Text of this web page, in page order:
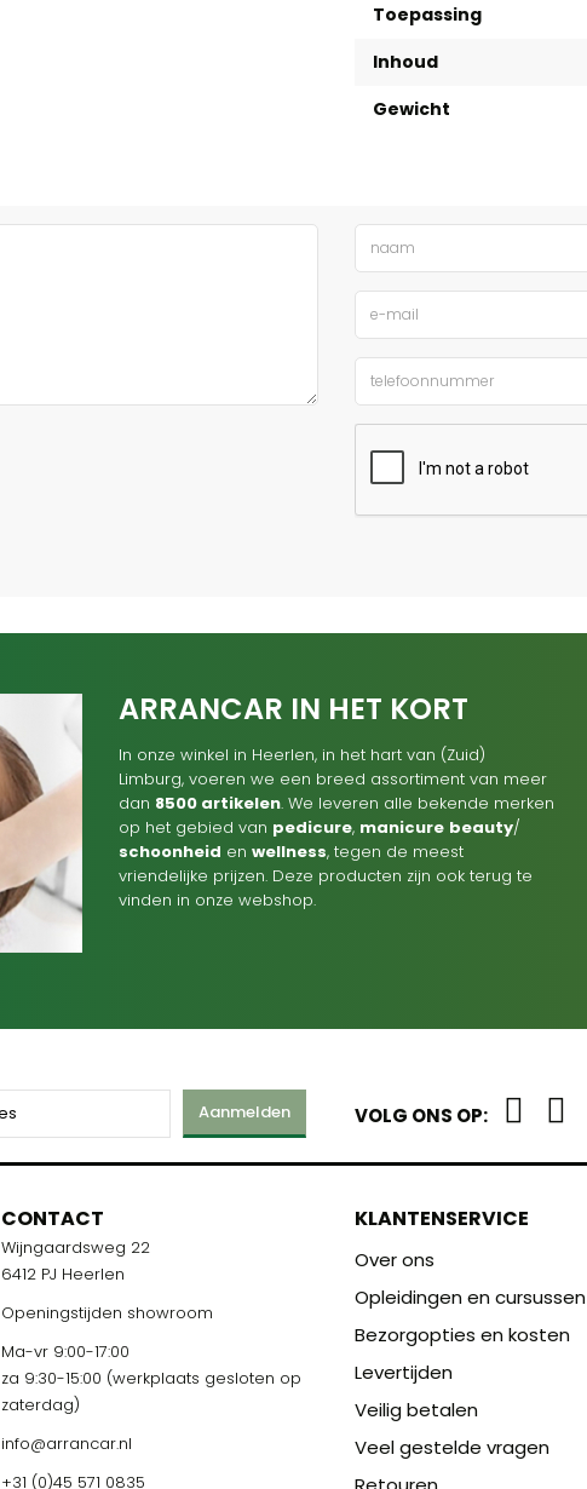
Toepassing
Inhoud
Gewicht
ARRANCAR IN HET KORT
In onze winkel in Heerlen, in het hart van (Zuid)
Limburg, voeren we een breed assortiment van meer
dan 8500 artikelen. We leveren alle bekende merken
op het gebied van pedicure, manicure beauty/
schoonheid en wellness, tegen de meest
vriendelijke prijzen. Deze producten zijn ook terug te
vinden in onze webshop.
Aanmelden VOLG ONS OP:
CONTACT
Wijngaardsweg 22
6412 PJ Heerlen
Openingstijden showroom
Ma-vr 9:00-17:00
za 9:30-15:00 (werkplaats gesloten op
zaterdag)
info@arrancar.nl
+31 (0)45 571 0835
KLANTENSERVICE
Over ons
Opleidingen en cursussen
Bezorgopties en kosten
Levertijden
Veilig betalen
Veel gestelde vragen